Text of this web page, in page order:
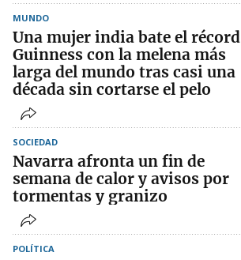
MUNDO
Una mujer india bate el récord
Guinness con la melena más
larga del mundo tras casi una
década sin cortarse el pelo
SOCIEDAD
Navarra afronta un fin de
semana de calor y avisos por
tormentas y granizo
POLÍTICA